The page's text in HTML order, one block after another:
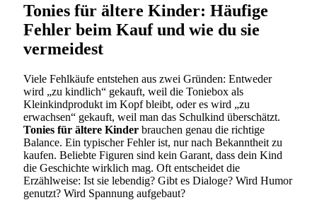
Tonies für ältere Kinder: Häufige
Fehler beim Kauf und wie du sie
vermeidest
Viele Fehlkäufe entstehen aus zwei Gründen: Entweder
wird „zu kindlich“ gekauft, weil die Toniebox als
Kleinkindprodukt im Kopf bleibt, oder es wird „zu
erwachsen“ gekauft, weil man das Schulkind überschätzt.
Tonies für ältere Kinder brauchen genau die richtige
Balance. Ein typischer Fehler ist, nur nach Bekanntheit zu
kaufen. Beliebte Figuren sind kein Garant, dass dein Kind
die Geschichte wirklich mag. Oft entscheidet die
Erzählweise: Ist sie lebendig? Gibt es Dialoge? Wird Humor
genutzt? Wird Spannung aufgebaut?